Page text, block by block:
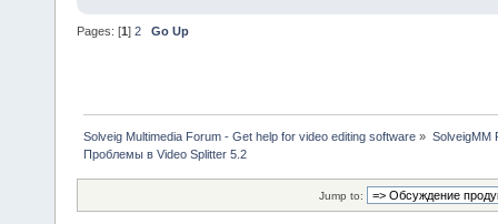
Pages: [1] 2 Go Up
Solveig Multimedia Forum - Get help for video editing software » SolveigMM
Проблемы в Video Splitter 5.2
Jump to: